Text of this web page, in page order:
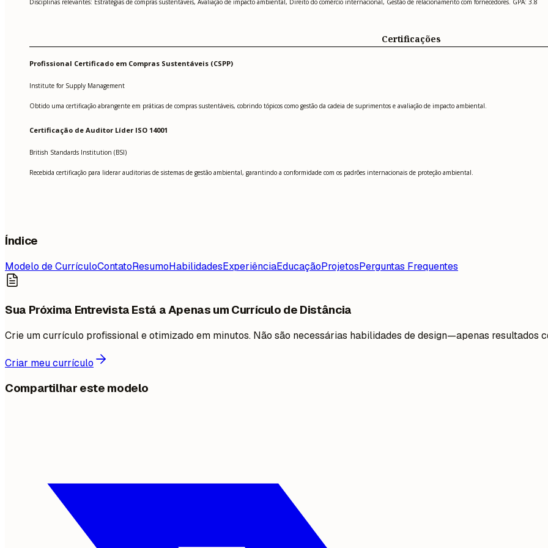
Disciplinas relevantes: Estratégias de compras sustentáveis, Avaliação de impacto ambiental, Direito do comércio internacional, Gestão de relacionamento com fornecedores. GPA: 3.8
Certificações
Profissional Certificado em Compras Sustentáveis (CSPP)
Institute for Supply Management
Obtido uma certificação abrangente em práticas de compras sustentáveis, cobrindo tópicos como gestão da cadeia de suprimentos e avaliação de impacto ambiental.
Certificação de Auditor Líder ISO 14001
British Standards Institution (BSI)
Recebida certificação para liderar auditorias de sistemas de gestão ambiental, garantindo a conformidade com os padrões internacionais de proteção ambiental.
Índice
Modelo de CurrículoContatoResumoHabilidadesExperiênciaEducaçãoProjetosPerguntas Frequentes
Sua Próxima Entrevista Está a Apenas um Currículo de Distância
Crie um currículo profissional e otimizado em minutos. Não são necessárias habilidades de design—apenas resultados
Criar meu currículo
Compartilhar este modelo